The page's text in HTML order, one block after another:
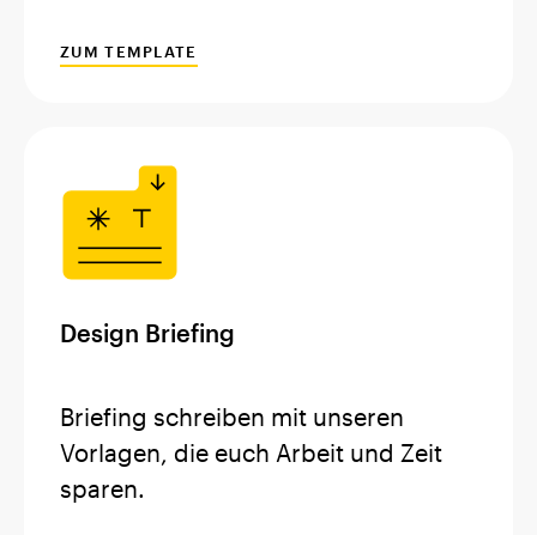
ZUM TEMPLATE
Design Briefing
Briefing schreiben mit unseren
Vorlagen, die euch Arbeit und Zeit
sparen.